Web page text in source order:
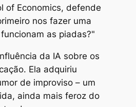
of Economics, defende
nos fazer uma
as piadas?"
da IA sobre os
Ela adquiriu
de improviso – um
ainda mais feroz do